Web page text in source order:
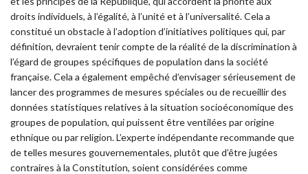
droits individuels, à l’égalité, à l’unité et à l’universalité. Cela a
constitué un obstacle à l’adoption d’initiatives politiques qui, par
définition, devraient tenir compte de la réalité de la discrimination à
l’égard de groupes spécifiques de population dans la société
française. Cela a également empêché d’envisager sérieusement de
lancer des programmes de mesures spéciales ou de recueillir des
données statistiques relatives à la situation socioéconomique des
groupes de population, qui puissent être ventilées par origine
ethnique ou par religion. L’experte indépendante recommande que
de telles mesures gouvernementales, plutôt que d’être jugées
contraires à la Constitution, soient considérées comme